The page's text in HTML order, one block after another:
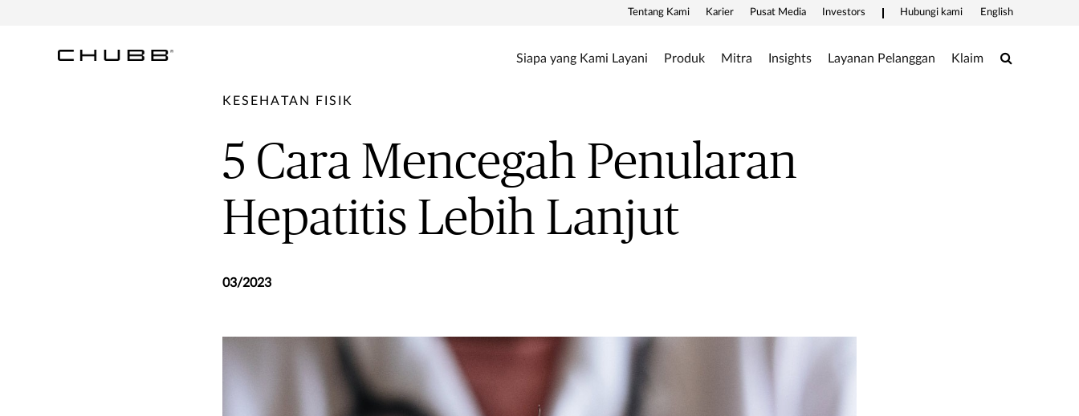
Tentang Kami Karier Pusat Media Investors Hubungi kami English
Siapa yang Kami Layani Produk Mitra Insights Layanan Pelanggan Klaim Search
KESEHATAN FISIK
5 Cara Mencegah Penularan
Hepatitis Lebih Lanjut
03/2023